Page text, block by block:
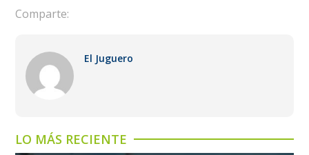
Comparte:
El Juguero
LO MÁS RECIENTE